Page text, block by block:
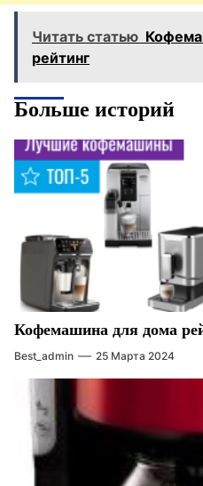
Читать статью
рейтинг
Больше историй
Кофемашина для дома
Best_admin 25 Марта 2024